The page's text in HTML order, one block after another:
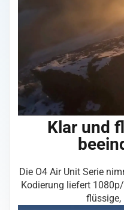
Klar und
Die O4 Air Unit Serie
Kodierung liefert
flüssige,